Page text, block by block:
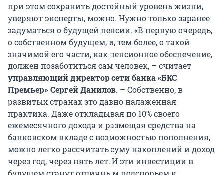
при этом сохранить достойный уровень жизни,
уверяют эксперты, можно. Нужно только заранее
задуматься о будущей пенсии. «В первую очередь,
о собственном будущем, и, тем более, о такой
значимой его части, как пенсионное обеспечение,
должен позаботиться сам человек, – считает
управляющий директор сети банка «БКС
Премьер»Сергей Данилов. – Собственно, в
развитых странах это давно налаженная
практика. Даже откладывая по 10% своего
ежемесячного дохода и размещая средства на
банковском вкладе с возможностью пополнения,
можно легко рассчитать суму накоплений и доход
через год, через пять лет. И эти инвестиции в
будущем станут отличным подспорьем к